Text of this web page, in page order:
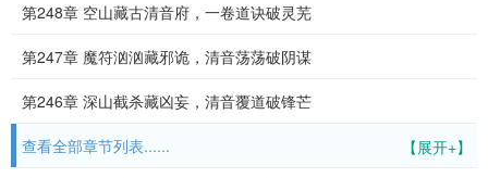
第248章 空山藏古清音府，一卷道诀破灵芜
第247章 魔符汹汹藏邪诡，清音荡荡破阴谋
第246章 深山截杀藏凶妄，清音覆道破锋芒
【展开+】
查看全部章节列表......